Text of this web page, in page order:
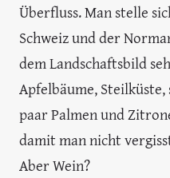
Überfluss. Man stelle
Schweiz und der
dem Landschaftsbild
Apfelbäume,
paar Palmen und
damit man nicht
Aber Wein?